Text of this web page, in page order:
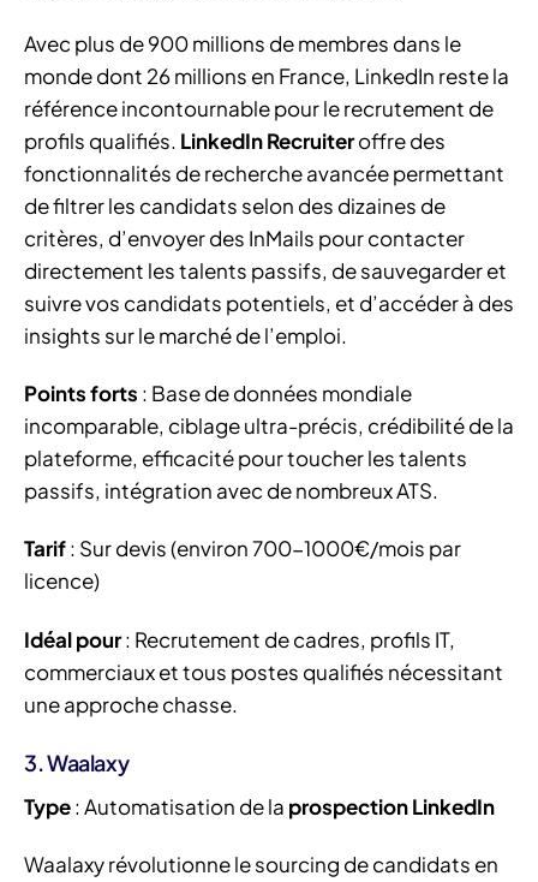
Avec plus de 900 millions de membres dans le
monde dont 26 millions en France, LinkedIn reste la
référence incontournable pour le recrutement de
profils qualifiés. LinkedIn Recruiteroffre des
fonctionnalités de recherche avancée permettant
de filtrer les candidats selon des dizaines de
critères, d’envoyer des InMails pour contacter
directement les talents passifs, de sauvegarder et
suivre vos candidats potentiels, et d’accéder à des
insights sur le marché de l’emploi.
Points forts : Base de données mondiale
incomparable, ciblage ultra-précis, crédibilité de la
plateforme, efficacité pour toucher les talents
passifs, intégration avec de nombreux ATS.
Tarif: Sur devis (environ 700-1000€/mois par
licence)
Idéal pour: Recrutement de cadres, profils IT,
commerciaux et tous postes qualifiés nécessitant
une approche chasse.
3. Waalaxy
Type: Automatisation de la prospection LinkedIn
Waalaxy révolutionne le sourcing de candidats en